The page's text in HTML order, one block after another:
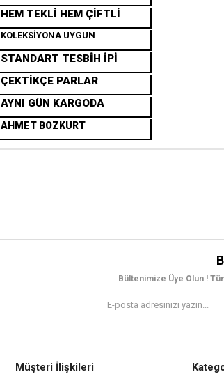
HEM TEKLİ HEM ÇİFTLİ
KOLEKSİYONA UYGUN
STANDART TESBİH İPİ
ÇEKTİKÇE PARLAR
AYNI GÜN KARGODA
AHMET BOZKURT
Bültenimize Üye Olun !
Müşteri İlişkileri